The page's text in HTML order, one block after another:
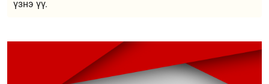
үзнэ үү.